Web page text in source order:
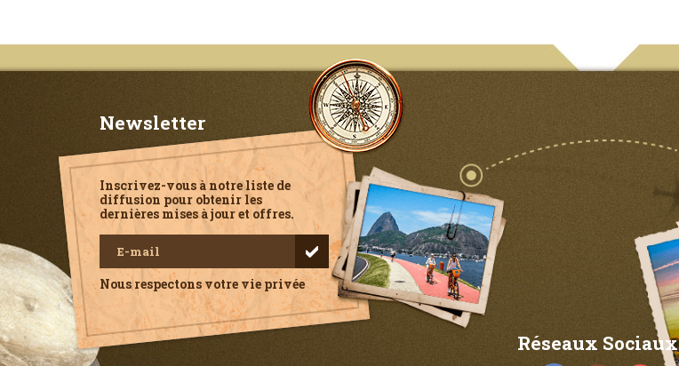
Newsletter
Inscrivez-vous à notre liste de
diffusion pour obtenir les
dernières mises à jour et offres.
Nous respectons votre vie privée
Réseaux Sociaux